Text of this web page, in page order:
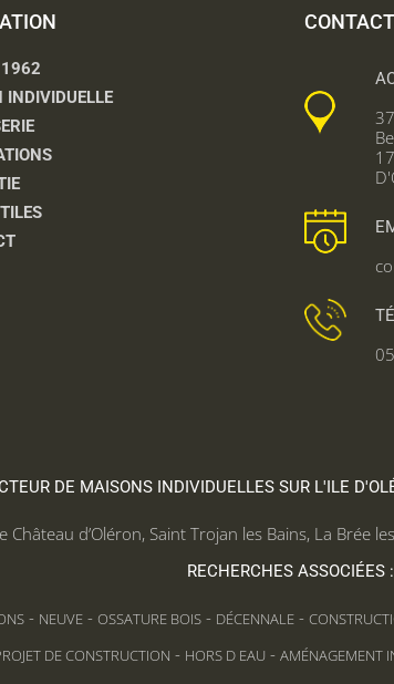
1962
INDIVIDUELLE
CONTACT
DE MAISONS INDIVIDUELLES SUR L'ILE
Château d’Oléron, Saint Trojan les Bains, La Brée
RECHERCHES ASSOCIÉES :
- NEUVE - OSSATURE BOIS - DÉCENNALE -
DE CONSTRUCTION - HORS D EAU - AMÉNAGEMENT